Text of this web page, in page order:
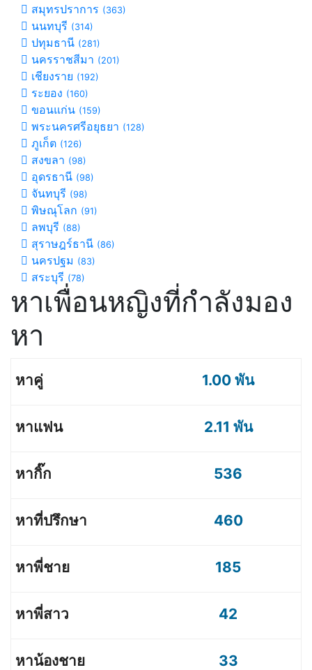
สมุทรปราการ (363)
นนทบุรี (314)
ปทุมธานี (281)
นครราชสีมา (201)
เชียงราย (192)
ระยอง (160)
ขอนแก่น (159)
พระนครศรีอยุธยา (128)
ภูเก็ต (126)
สงขลา (98)
อุดรธานี (98)
จันทบุรี (98)
พิษณุโลก (91)
ลพบุรี (88)
สุราษฎร์ธานี (86)
นครปฐม (83)
สระบุรี (78)
หาเพื่อนหญิงที่กำลังมอง
หา
1.00 พัน
2.11 พัน
536
460
185
42
33